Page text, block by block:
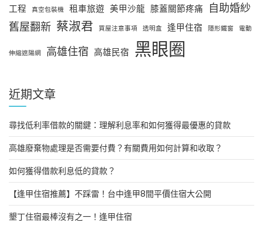
工程
真空包裝機 租車旅遊 美甲沙龍 膝蓋關節疼痛
自助婚紗
舊屋翻新 蔡淑君 買屋注意事項 透明盒 逢甲住宿 隱形鐵窗 電動
伸縮遮陽網 高雄住宿 高雄民宿 黑眼圈
近期文章
尋找低利率借款的關鍵：理解利息率和如何獲得最優惠的貸款
高雄廢棄物處理是否需要付費？有關費用如何計算和收取？
如何獲得借款利息低的貸款？
【逢甲住宿推薦】不踩雷！台中逢甲8間平價住宿大公開
墾丁住宿最棒沒有之一！逢甲住宿